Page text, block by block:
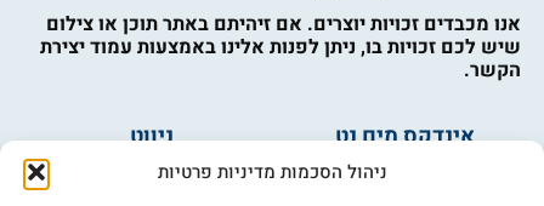
ניהול הסכמות מדיניות פרטיות
אנו מכבדים זכויות יוצרים. אם זיהיתם באתר תוכן או צילום
שיש לכם זכויות בו, ניתן לפנות אלינו באמצעות עמוד יצירת
הקשר.
אינדקס מים נט
מים ובריאות
ניווט
אינדקס עסקים